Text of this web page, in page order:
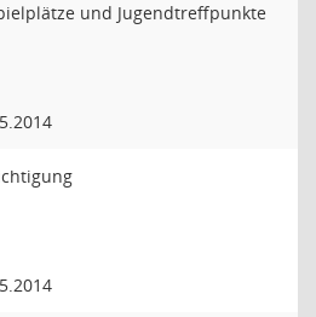
und Jugendtreffpunkte